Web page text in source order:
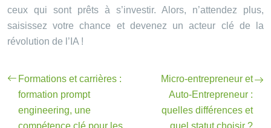
ceux qui sont prêts à s’investir. Alors, n’attendez plus,
saisissez votre chance et devenez un acteur clé de la
révolution de l’IA !
Formations et carrières :
formation prompt
engineering, une
compétence clé pour les
Micro-entrepreneur et
Auto-Entrepreneur :
quelles différences et
quel statut choisir ?